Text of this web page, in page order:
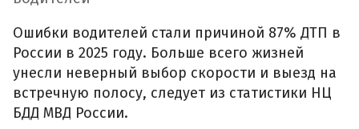
Ошибки водителей стали причиной 87% ДТП в
России в 2025 году. Больше всего жизней
унесли неверный выбор скорости и выезд на
встречную полосу, следует из статистики НЦ
БДД МВД России.